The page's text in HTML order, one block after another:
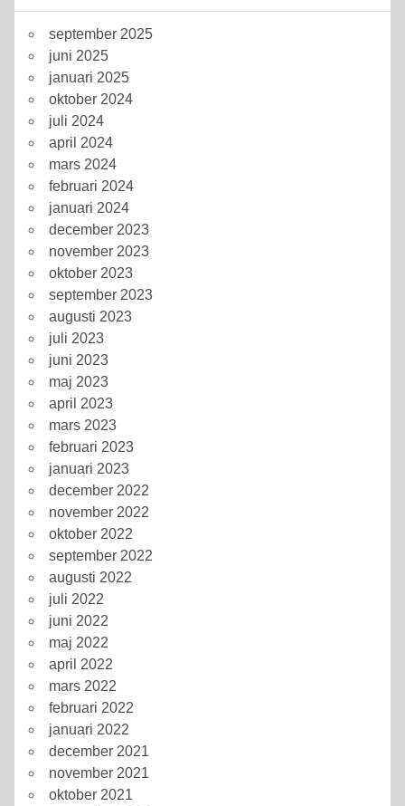
september 2025
juni 2025
januari 2025
oktober 2024
juli 2024
april 2024
mars 2024
februari 2024
januari 2024
december 2023
november 2023
oktober 2023
september 2023
augusti 2023
juli 2023
juni 2023
maj 2023
april 2023
mars 2023
februari 2023
januari 2023
december 2022
november 2022
oktober 2022
september 2022
augusti 2022
juli 2022
juni 2022
maj 2022
april 2022
mars 2022
februari 2022
januari 2022
december 2021
november 2021
oktober 2021